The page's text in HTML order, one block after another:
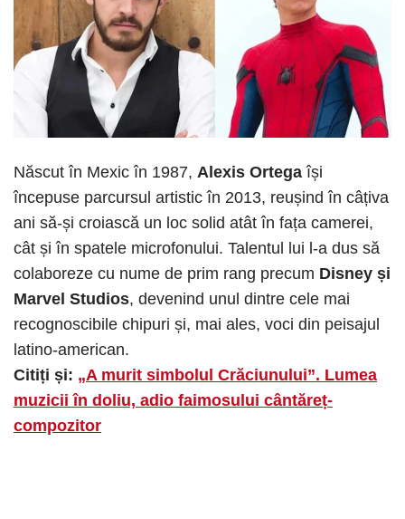
Născut în Mexic în 1987, Alexis Ortega își
începuse parcursul artistic în 2013, reușind în câțiva
ani să-și croiască un loc solid atât în fața camerei,
cât și în spatele microfonului. Talentul lui l-a dus să
colaboreze cu nume de prim rang precum Disney și
Marvel Studios, devenind unul dintre cele mai
recognoscibile chipuri și, mai ales, voci din peisajul
latino-american.
Citiți și: „A murit simbolul Crăciunului”. Lumea
muzicii în doliu, adio faimosului cântăreț-
compozitor